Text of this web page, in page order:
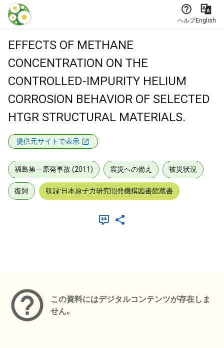
本文に飛ぶ
ヘルプEnglish
EFFECTS OF METHANE
CONCENTRATION ON THE
CONTROLLED-IMPURITY HELIUM
CORROSION BEHAVIOR OF SELECTED
HTGR STRUCTURAL MATERIALS.
提供元サイトで表示
福島第一原発事故 (2011) 震災への備え 被災状況
復興 収録:日本原子力研究開発機構図書館蔵書
この資料にはデジタルコンテンツが存在しま
せん。